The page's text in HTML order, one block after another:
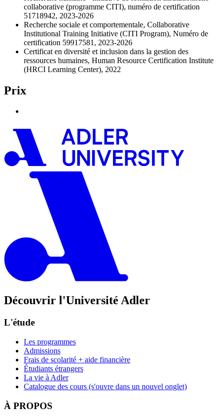
collaborative (programme CITI), numéro de certification
51718942, 2023-2026
Recherche sociale et comportementale, Collaborative
Institutional Training Initiative (CITI Program), Numéro de
certification 59917581, 2023-2026
Certificat en diversité et inclusion dans la gestion des
ressources humaines, Human Resource Certification Institute
(HRCI Learning Center), 2022
Prix
Découvrir l'Université Adler
L'étude
Les programmes
Admissions
Frais de scolarité + aide financière
Étudiants étrangers
La vie à Adler
Catalogue des cours (s'ouvre dans un nouvel onglet)
À PROPOS